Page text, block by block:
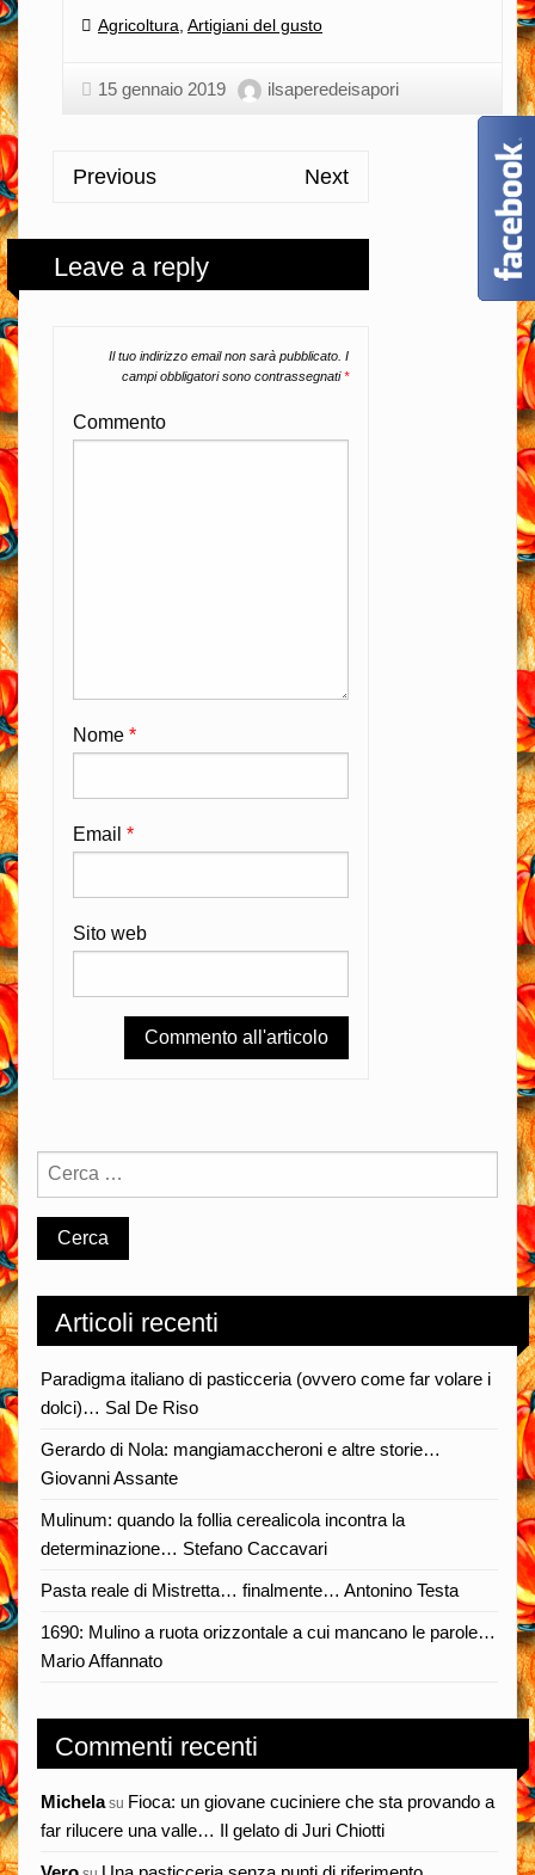
Categories:
Agricoltura, Artigiani del gusto
15 gennaio 2019 ilsaperedeisapori
Previous Next
Leave a reply
Il tuo indirizzo email non sarà pubblicato. I
campi obbligatori sono contrassegnati*
Commento
Nome *
Email *
Sito web
Articoli recenti
Paradigma italiano di pasticceria (ovvero come far volare i
dolci)… Sal De Riso
Gerardo di Nola: mangiamaccheroni e altre storie…
Giovanni Assante
Mulinum: quando la follia cerealicola incontra la
determinazione… Stefano Caccavari
Pasta reale di Mistretta… finalmente… Antonino Testa
1690: Mulino a ruota orizzontale a cui mancano le parole…
Mario Affannato
Commenti recenti
Michelasu Fioca: un giovane cuciniere che sta provando a
far rilucere una valle… Il gelato di Juri Chiotti